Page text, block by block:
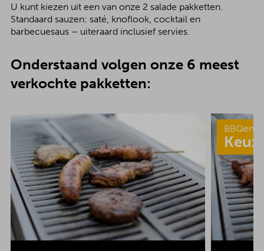
U kunt kiezen uit een van onze 2 salade pakketten.
Standaard sauzen: saté, knoflook, cocktail en
barbecuesaus – uiteraard inclusief servies.
Onderstaand volgen onze 6 meest
verkochte pakketten: